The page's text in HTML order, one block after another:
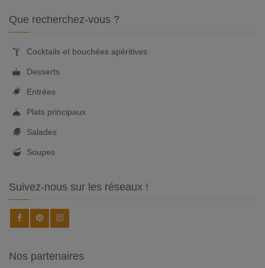
Que recherchez-vous ?
Cocktails et bouchées apéritives
Desserts
Entrées
Plats principaux
Salades
Soupes
Suivez-nous sur les réseaux !
Nos partenaires